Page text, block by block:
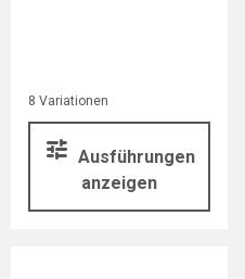
8 Variationen
Ausführungen
anzeigen